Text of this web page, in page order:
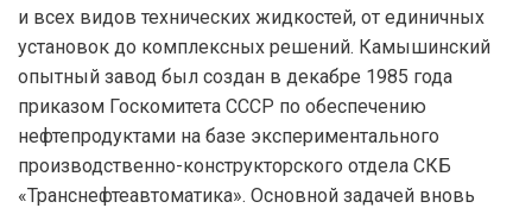
и всех видов технических жидкостей, от единичных
установок до комплексных решений. Камышинский
опытный завод был создан в декабре 1985 года
приказом Госкомитета СССР по обеспечению
нефтепродуктами на базе экспериментального
производственно-конструкторского отдела СКБ
«Транснефтеавтоматика». Основной задачей вновь